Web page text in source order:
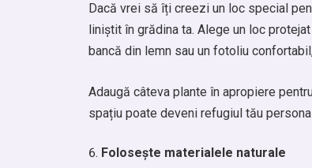
Dacă vrei să îți creezi un loc special
liniștit în grădina ta. Alege un loc
bancă din lemn sau un fotoliu
Adaugă câteva plante în apropiere
spațiu poate deveni refugiul tău
Folosește materialele naturale